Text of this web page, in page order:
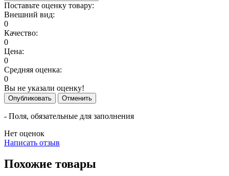
Поставьте оценку товару:
Внешний вид:
0
Качество:
0
Цена:
0
Средняя оценка:
0
Вы не указали оценку!
Опубликовать Отменить
- Поля, обязательные для заполнения
Нет оценок
Написать отзыв
Похожие товары